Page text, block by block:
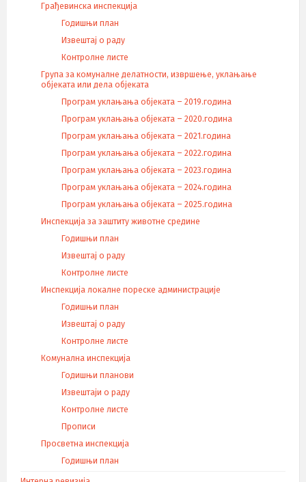
Грађевинска инспекција
Годишњи план
Извештај о раду
Контролне листе
Група за комуналне делатности, извршење, уклањање
објеката или дела објеката
Програм уклањања објеката – 2019.година
Програм уклањања објеката – 2020.година
Програм уклањања објеката – 2021.година
Програм уклањања објеката – 2022.година
Програм уклањања објеката – 2023.година
Програм уклањања објеката – 2024.година
Програм уклањања објеката – 2025.година
Инспекција за заштиту животне средине
Годишњи план
Извештај о раду
Контролне листе
Инспекција локалне пореске администрације
Годишњи план
Извештај о раду
Контролне листе
Комунална инспекција
Годишњи планови
Извештаји о раду
Контролне листе
Прописи
Просветна инспекција
Годишњи план